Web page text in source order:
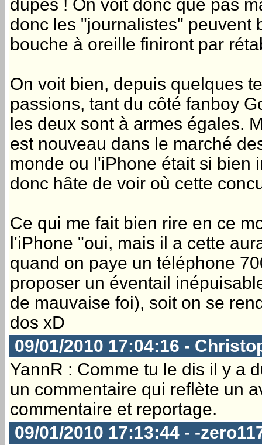
dupes ! On voit donc que pas
donc les "journalistes" peuvent
bouche à oreille finiront par
On voit bien, depuis quelques
passions, tant du côté fanboy
les deux sont à armes égales.
est nouveau dans le marché
monde ou l'iPhone était si bien
donc hâte de voir où cette
Ce qui me fait bien rire en ce
l'iPhone "oui, mais il a cette
quand on paye un téléphone
proposer un éventail
de mauvaise foi), soit on se
dos xD
09/01/2010 17:04:16 -
YannR : Comme tu le dis il y a
un commentaire qui reflète un
commentaire et reportage.
09/01/2010 17:13:44 - -